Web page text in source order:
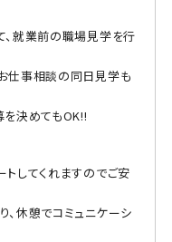
、就業前の職場見学を行
仕事相談の同日見学も
を決めてもOK!!
トしてくれますのでご安
、休憩でコミュニケーシ